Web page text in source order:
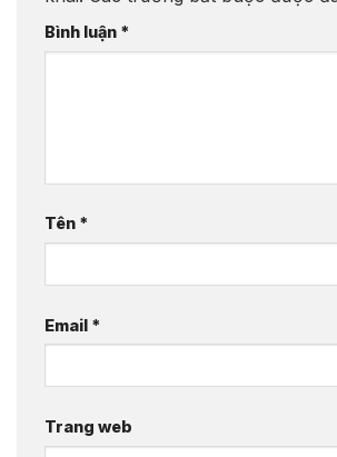
Bình luận *
Tên *
Email *
Trang web